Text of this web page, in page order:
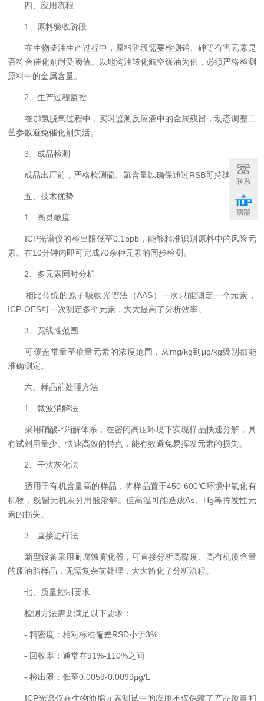
四、应用流程
1、原料验收阶段
在生物柴油生产过程中，原料阶段需要检测铅、砷等有害元素是
否符合催化剂耐受阈值。以地沟油转化航空煤油为例，必须严格检测
原料中的金属含量。
2、生产过程监控
在加氢脱氧过程中，实时监测反应液中的金属残留，动态调整工
艺参数避免催化剂失活。
3、成品检测
成品出厂前，严格检测硫、氯含量以确保通过RSB可持续认证。
五、技术优势
1、高灵敏度
ICP光谱仪的检出限低至0.1ppb，能够精准识别原料中的风险元
素。在10分钟内即可完成70余种元素的同步检测。
2、多元素同时分析
相比传统的原子吸收光谱法（AAS）一次只能测定一个元素，
ICP-OES可一次测定多个元素，大大提高了分析效率。
3、宽线性范围
可覆盖常量至痕量元素的浓度范围，从mg/kg到μg/kg级别都能
准确测定。
六、样品前处理方法
1、微波消解法
采用硝酸-*消解体系，在密闭高压环境下实现样品快速分解，具
有试剂用量少、快速高效的特点，能有效避免易挥发元素的损失。
2、干法灰化法
适用于有机含量高的样品，将样品置于450-600℃环境中氧化有
机物，残留无机灰分用酸溶解。但高温可能造成As、Hg等挥发性元
素的损失。
3、直接进样法
新型设备采用耐腐蚀雾化器，可直接分析高黏度、高有机质含量
的废油脂样品，无需复杂前处理，大大简化了分析流程。
七、质量控制要求
检测方法需要满足以下要求：
- 精密度：相对标准偏差RSD小于3%
- 回收率：通常在91%-110%之间
- 检出限：低至0.0059-0.0099μg/L
ICP光谱仪在生物油脂元素测试中的应用不仅保障了产品质量和
联系
顶部